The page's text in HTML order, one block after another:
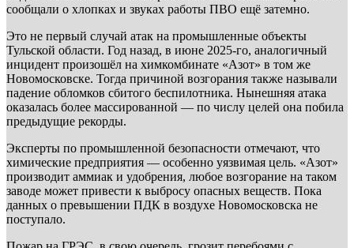
сообщали о хлопках и звуках работы ПВО ещё затемно.
Это не первый случай атак на промышленные объекты
Тульской области. Год назад, в июне 2025-го, аналогичный
инцидент произошёл на химкомбинате «Азот» в том же
Новомосковске. Тогда причиной возгорания также называли
падение обломков сбитого беспилотника. Нынешняя атака
оказалась более массированной — по числу целей она побила
предыдущие рекорды.
Эксперты по промышленной безопасности отмечают, что
химические предприятия — особенно уязвимая цель. «Азот»
производит аммиак и удобрения, любое возгорание на таком
заводе может привести к выбросу опасных веществ. Пока
данных о превышении ПДК в воздухе Новомосковска не
поступало.